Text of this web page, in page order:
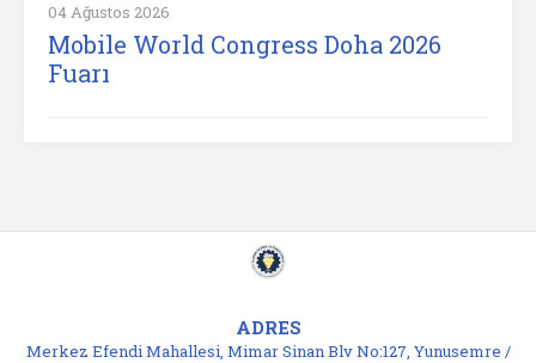
04 Ağustos 2026
Mobile World Congress Doha 2026
Fuarı
ADRES
Merkez Efendi Mahallesi, Mimar Sinan Blv No:127, Yunusemre /